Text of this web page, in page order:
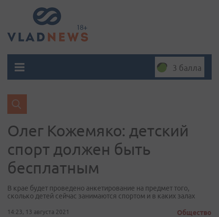
3 балла
Олег Кожемяко: детский
спорт должен быть
бесплатным
В крае будет проведено анкетирование на предмет того,
сколько детей сейчас занимаются спортом и в каких залах
14:23, 13 августа 2021 Общество